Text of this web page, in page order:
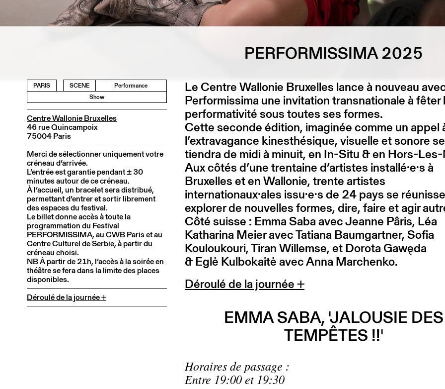
PERFORMISSIMA 2025
PARIS SCENE
Performance
Show
Centre Wallonie Bruxelles
46 rue Quincampoix
75004 Paris
Merci de sélectionner uniquement votre
créneau d’arrivée.
L’entrée est garantie pendant ± 30
minutes autour de ce créneau.
À l’accueil, un bracelet sera distribué,
permettant d’entrer et sortir librement
des espaces du festival.
Le billet donne accès à toute la
programmation du Festival
PERFORMISSIMA, au CWB Paris et au
Centre Culturel de Serbie, à partir du
créneau choisi.
NB À partir de 21h, l’accès à la soirée en
théâtre se fera dans la limite des places
disponibles.
Déroulé de la journée +
Le Centre Wallonie Bruxelles lance à nouveau
Performissima une invitation transnationale à fêter
performativité sous toutes ses formes.
Cette seconde édition, imaginée comme un appel
l’extravagance kinesthésique, visuelle et sonore se
tiendra de midi à minuit, en In-Situ & en Hors-
Aux côtés d’une trentaine d’artistes installé·e·s à
Bruxelles et en Wallonie, trente artistes
internationaux·ales issu·e·s de 24 pays se
explorer de nouvelles formes, dire, faire et agir
Côté suisse : Emma Saba avec Jeanne Pâris, Léa
Katharina Meier avec Tatiana Baumgartner, Sofia
Kouloukouri, Tiran Willemse, et Dorota Gawęda
& Eglė Kulbokaitė avec Anna Marchenko.
Déroulé de la journée +
EMMA SABA, 'JALOUSIE DES
TEMPÊTES !!'
Horaires de passage :
Entre 19:00 et 19:30